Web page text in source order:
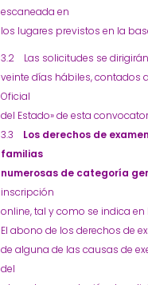
escaneada en
los lugares previstos en la
3.2 Las solicitudes se dirigirán
veinte días hábiles, contados
Oficial
del Estado» de esta
3.3 Los derechos de
familias
numerosas de categoría
inscripción
online, tal y como se indica en
El abono de los derechos de
de alguna de las causas de
del